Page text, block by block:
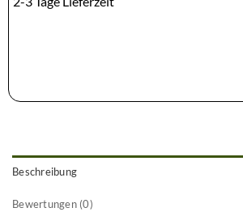
Beschreibung
Bewertungen (0)